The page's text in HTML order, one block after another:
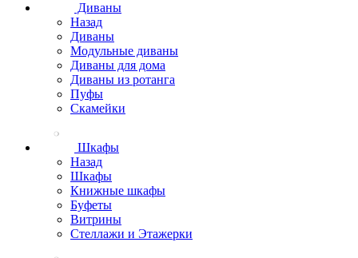
Диваны
Назад
Диваны
Модульные диваны
Диваны для дома
Диваны из ротанга
Пуфы
Скамейки
Шкафы
Назад
Шкафы
Книжные шкафы
Буфеты
Витрины
Стеллажи и Этажерки